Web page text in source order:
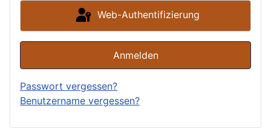
Web-Authentifizierung
Anmelden
Passwort vergessen?
Benutzername vergessen?